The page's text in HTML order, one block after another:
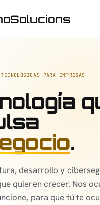
PARA EMPRESAS
.
desarrollo y
quieren crecer. Nos
para que tú te